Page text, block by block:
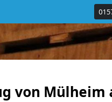
von Mülheim